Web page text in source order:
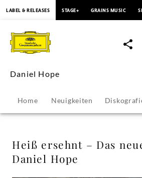
ersehnt
Das
neue
Album
von
LABEL & RELEASES STAGE+ GRAINS MUSIC
Daniel Hope
Home Neuigkeiten
Heiß ersehnt – Das
Daniel Hope